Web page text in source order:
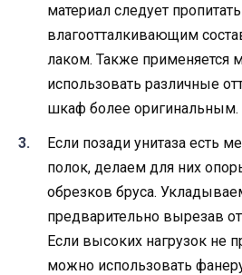
материал следует пропитать
влагоотталкивающим
лаком. Также применяется
использовать различные
шкаф более оригинальным.
Если позади унитаза есть
полок, делаем для них
обрезков бруса.
предварительно вырезав
Если высоких нагрузок не
можно использовать